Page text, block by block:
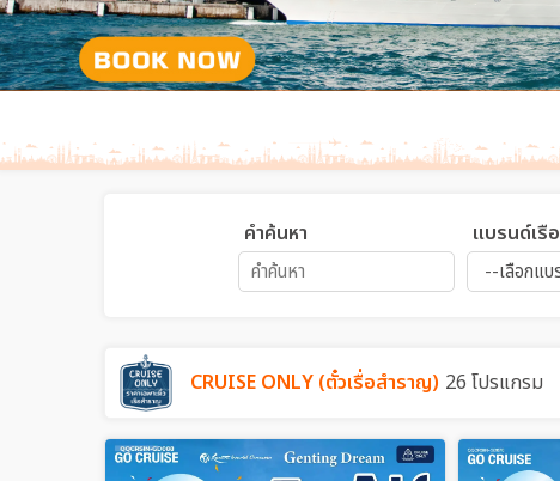
คำค้นหา แบรนด์เรือ
CRUISE ONLY (ตั๋วเรื่อสำราญ) 26 โปรแกรม